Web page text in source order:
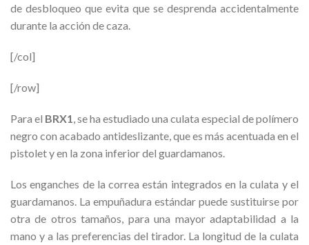
de desbloqueo que evita que se desprenda accidentalmente
durante la acción de caza.
[/col]
[/row]
Para el BRX1 , se ha estudiado una culata especial de polímero
negro con acabado antideslizante, que es más acentuada en el
pistolet y en la zona inferior del guardamanos.
Los enganches de la correa están integrados en la culata y el
guardamanos. La empuñadura estándar puede sustituirse por
otra de otros tamaños, para una mayor adaptabilidad a la
mano y a las preferencias del tirador. La longitud de la culata